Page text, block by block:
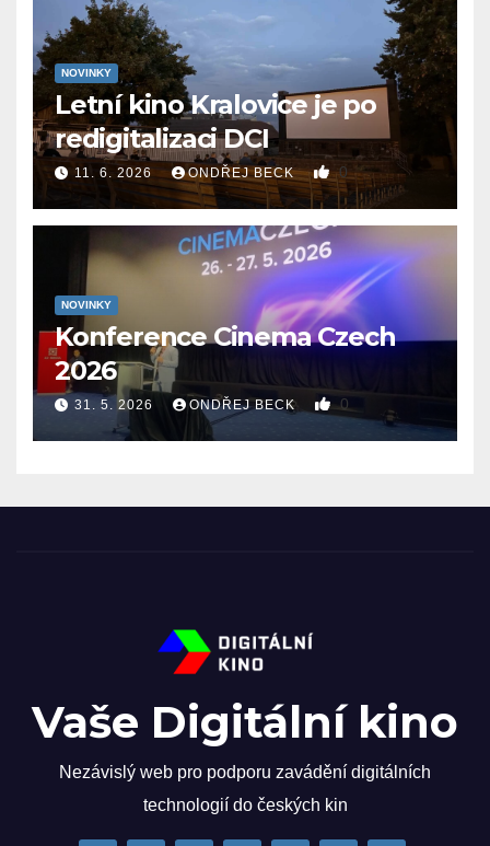
NOVINKY
Letní kino Kralovice je po
redigitalizaci DCI
11. 6. 2026 ONDŘEJ BECK 0
NOVINKY
Konference Cinema Czech
2026
31. 5. 2026 ONDŘEJ BECK 0
Vaše Digitální kino
Nezávislý web pro podporu zavádění digitálních
technologií do českých kin